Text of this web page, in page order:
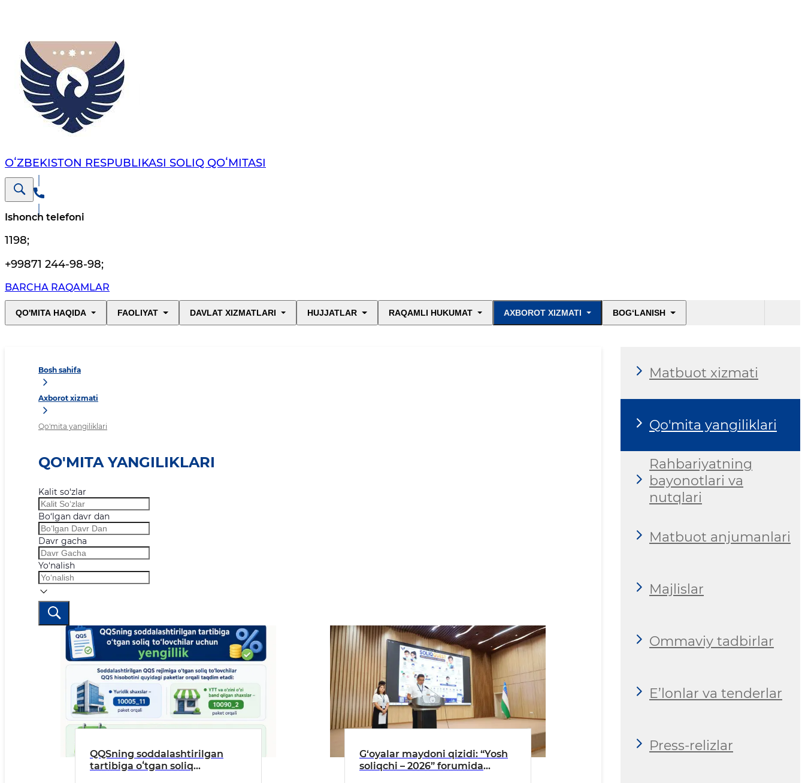
OʻZBEKISTON RESPUBLIKASI SOLIQ QOʻMITASI
Ishonch telefoni
1198;
+99871 244-98-98;
BARCHA RAQAMLAR
QO'MITA HAQIDA FAOLIYAT DAVLAT XIZMATLARI HUJJATLAR RAQAMLI HUKUMAT AXBOROT XIZMATI BOG‘LANISH
Bosh sahifa
Axborot xizmati
Qo'mita yangiliklari
QO'MITA YANGILIKLARI
Kalit so‘zlar
Bo‘lgan davr dan
Davr gacha
Yo‘nalish
QQSning soddalashtirilgan
tartibiga oʻtgan soliq
G‘oyalar maydoni qizidi: “Yosh
soliqchi – 2026” forumida
Matbuot xizmati
Qo'mita yangiliklari
Rahbariyatning
bayonotlari va
nutqlari
Matbuot anjumanlari
Majlislar
Ommaviy tadbirlar
E’lonlar va tenderlar
Press-relizlar